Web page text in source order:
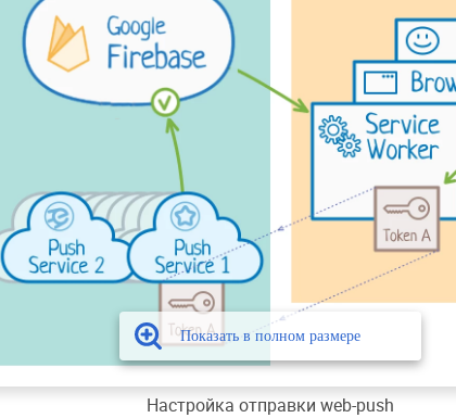
Настройка отправки web-push